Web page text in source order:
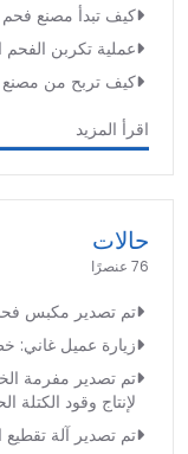
كيف تبدأ مصنع
عملية تكربن
كيف تربح من
اقرأ المزيد
حالات
76 عنصرًا
تم تصدير مكبس فحم ديزل بقوة 20
زيارة عميل غاني:
لإنتاج وقود الكتلة
تم تصدير آلة